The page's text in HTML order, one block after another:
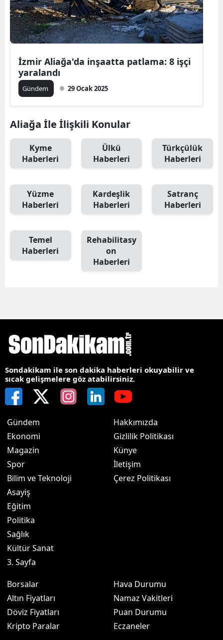
İzmir Aliağa'da inşaatta patlama: 8 işçi
yaralandı
Gündem 29 Ocak 2025
Aliağa İle İlişkili Konular
Kyme
Haberleri
Ülkü
Haberleri
Türkçülük
Haberleri
Yüzme
Haberleri
Kardeşlik
Haberleri
Satranç
Haberleri
Temel
Haberleri
Rehabilitasy
on
Haberleri
Sondakikam ile son dakika haberleri okuyabilir ve
sıcak gelişmelere göz atabilirsiniz.
Gündem
Ekonomi
Magazin
Spor
Bilim ve Teknoloji
Asayiş
Eğitim
Politika
Sağlık
Kültür Sanat
3. Sayfa
Hakkımızda
Gizlilik Politikası
Künye
İletişim
Çerez Politikası
Borsalar
Altın Fiyatları
Döviz Fiyatları
Kripto Paralar
Hava Durumu
Namaz Vakitleri
Puan Durumu
Eczaneler